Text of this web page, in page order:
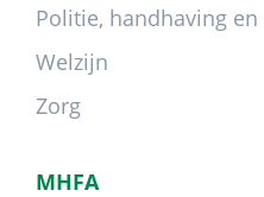
Politie, handhaving
Welzijn
Zorg
MHFA